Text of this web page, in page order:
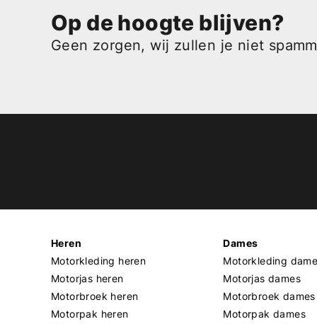
Op de hoogte blijven?
Geen zorgen, wij zullen je niet
Heren
Motorkleding heren
Motorjas heren
Motorbroek heren
Motorpak heren
Dames
Motorkleding
Motorjas dames
Motorbroek dames
Motorpak dames